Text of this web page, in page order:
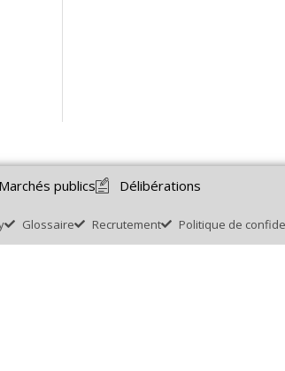
Marchés publics Délibérations
Glossaire Recrutement Politique de